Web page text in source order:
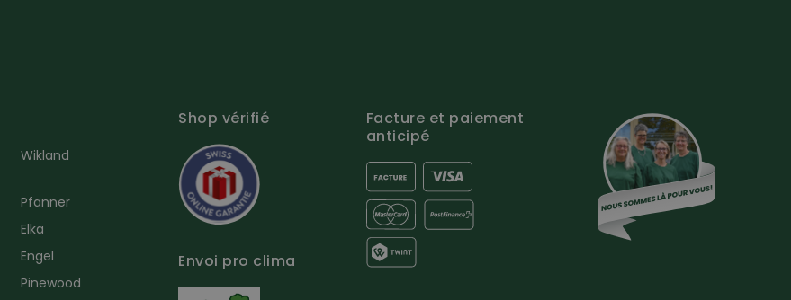
Wikland
Pfanner
Elka
Engel
Pinewood
Shop vérifié
Envoi pro clima
Facture et paiement
anticipé